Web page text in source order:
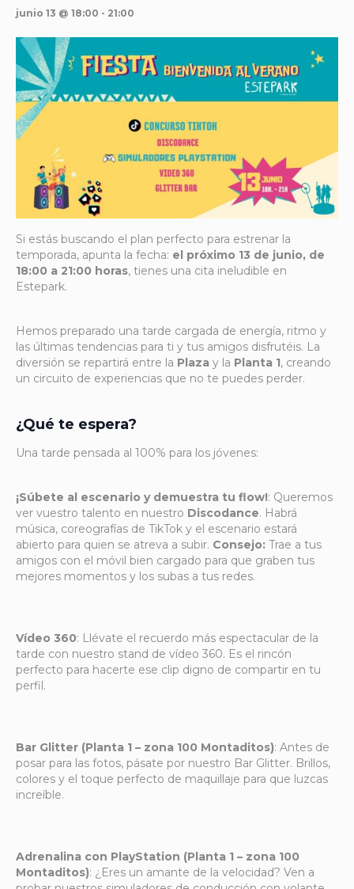
junio 13 @ 18:00 - 21:00
Si estás buscando el plan perfecto para estrenar la
temporada, apunta la fecha: el próximo 13 de junio, de
18:00 a 21:00 horas, tienes una cita ineludible en
Estepark.
Hemos preparado una tarde cargada de energía, ritmo y
las últimas tendencias para ti y tus amigos disfrutéis. La
diversión se repartirá entre la Plaza y la Planta 1, creando
un circuito de experiencias que no te puedes perder.
¿Qué te espera?
Una tarde pensada al 100% para los jóvenes:
¡Súbete al escenario y demuestra tu flow!: Queremos
ver vuestro talento en nuestro Discodance. Habrá
música, coreografías de TikTok y el escenario estará
abierto para quien se atreva a subir. Consejo: Trae a tus
amigos con el móvil bien cargado para que graben tus
mejores momentos y los subas a tus redes.
Vídeo 360: Llévate el recuerdo más espectacular de la
tarde con nuestro stand de vídeo 360. Es el rincón
perfecto para hacerte ese clip digno de compartir en tu
perfil.
Bar Glitter (Planta 1 – zona 100 Montaditos): Antes de
posar para las fotos, pásate por nuestro Bar Glitter. Brillos,
colores y el toque perfecto de maquillaje para que luzcas
increíble.
Adrenalina con PlayStation (Planta 1 – zona 100
Montaditos): ¿Eres un amante de la velocidad? Ven a